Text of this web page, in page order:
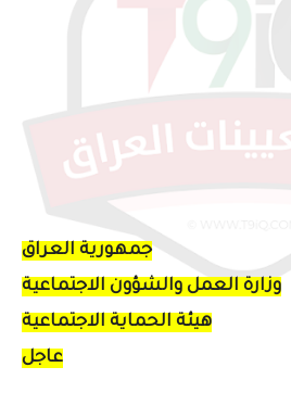
جمهورية العراق
وزارة العمل والشؤون الاجتماعية
هيئة الحماية الاجتماعية
عاجل